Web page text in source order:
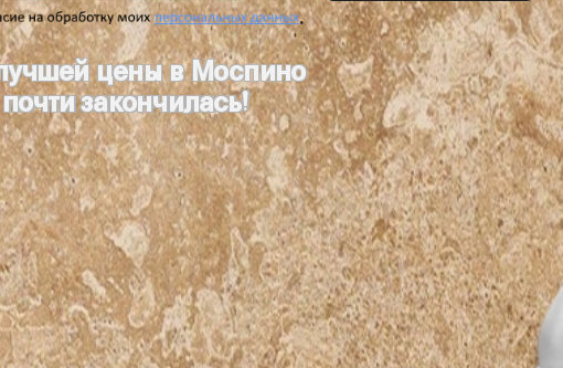
.
цены в Моспино
закончилась!